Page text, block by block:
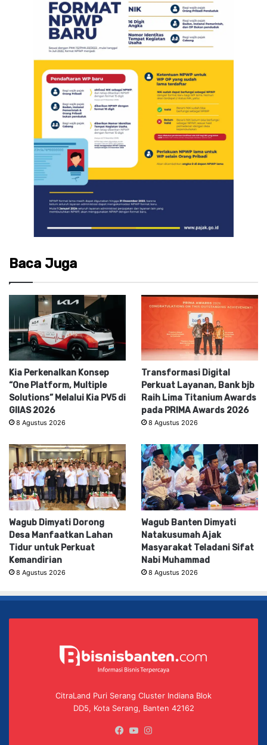
Baca Juga
Kia Perkenalkan Konsep
“One Platform, Multiple
Solutions” Melalui Kia PV5 di
GIIAS 2026
8 Agustus 2026
Transformasi Digital
Perkuat Layanan, Bank bjb
Raih Lima Titanium Awards
pada PRIMA Awards 2026
8 Agustus 2026
Wagub Dimyati Dorong
Desa Manfaatkan Lahan
Tidur untuk Perkuat
Kemandirian
8 Agustus 2026
Wagub Banten Dimyati
Natakusumah Ajak
Masyarakat Teladani Sifat
Nabi Muhammad
8 Agustus 2026
CitraLand Puri Serang Cluster Indiana Blok
DD5, Kota Serang, Banten 42162
Facebook
YouTube